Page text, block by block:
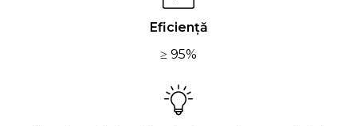
Eficiență
≥ 95%